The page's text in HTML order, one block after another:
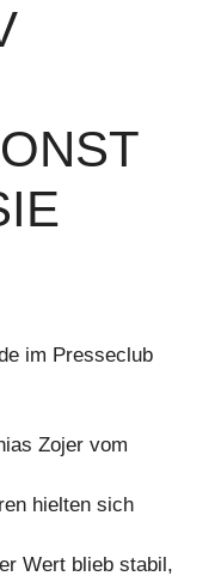
im Presseclub
Zojer vom
hielten sich
Wert blieb stabil,